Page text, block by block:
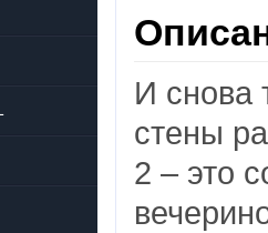
И снова
стены
2 – это